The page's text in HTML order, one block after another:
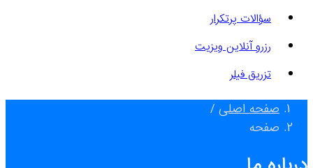
سؤالات پرتکرار
رزرو آنلاین ویزیت
تزریق فیلر
صفحه اصلی /
صفحه